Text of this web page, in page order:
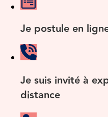
Je postule en
Je suis invité à
distance